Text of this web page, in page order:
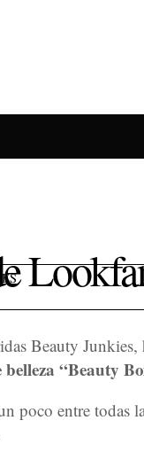
Beauty
“Beauty
poco entre todas